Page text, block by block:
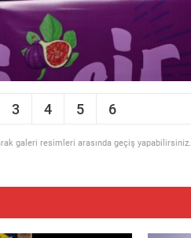
3 4 5 6
galeri resimleri arasında geçiş yapabilirsiniz.